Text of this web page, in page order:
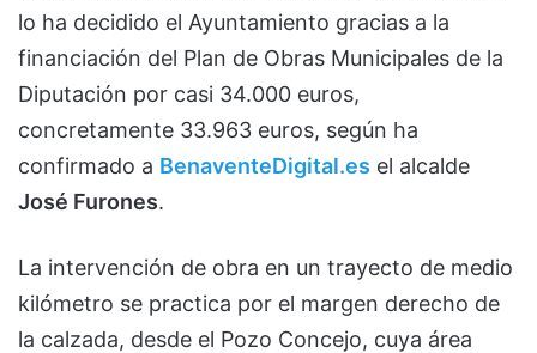
lo ha decidido el Ayuntamiento gracias a la
financiación del Plan de Obras Municipales de la
Diputación por casi 34.000 euros,
concretamente 33.963 euros, según ha
confirmado a BenaventeDigital.es el alcalde
José Furones.
La intervención de obra en un trayecto de medio
kilómetro se practica por el margen derecho de
la calzada, desde el Pozo Concejo, cuya área